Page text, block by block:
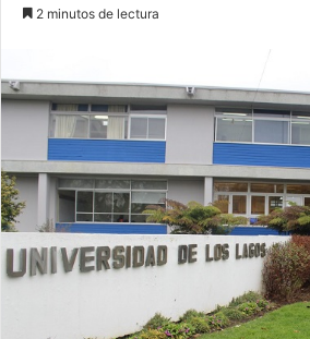
2 minutos de lectura